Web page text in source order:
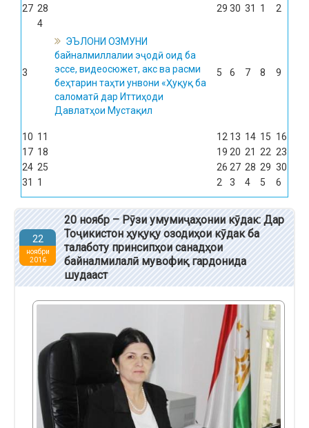
27 28 29 30 31 1 2
3
4
ЭЪЛОНИ ОЗМУНИ
байналмиллалии эҷодӣ оид ба
эссе, видеосюжет, акс ва расми
беҳтарин таҳти унвони «Ҳуқуқ ба
саломатӣ дар Иттиҳоди
Давлатҳои Мустақил
5 6 7 8 9
10 11 12 13 14 15 16
17 18 19 20 21 22 23
24 25 26 27 28 29 30
31
1 2 3 4 5 6
22
ноябри
2016
20 ноябр – Рӯзи умумиҷаҳонии кӯдак: Дар
Тоҷикистон ҳуқуқу озодиҳои кӯдак ба
талаботу принсипҳои санадҳои
байналмилалӣ мувофиқ гардонида
шудааст